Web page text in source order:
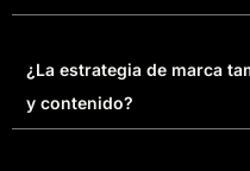
¿La estrategia de marca
y contenido?